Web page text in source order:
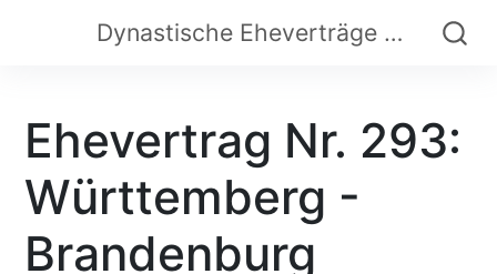
Dynastische Eheverträge der Frühen Neuzeit
Ehevertrag Nr. 293:
Württemberg -
Brandenburg